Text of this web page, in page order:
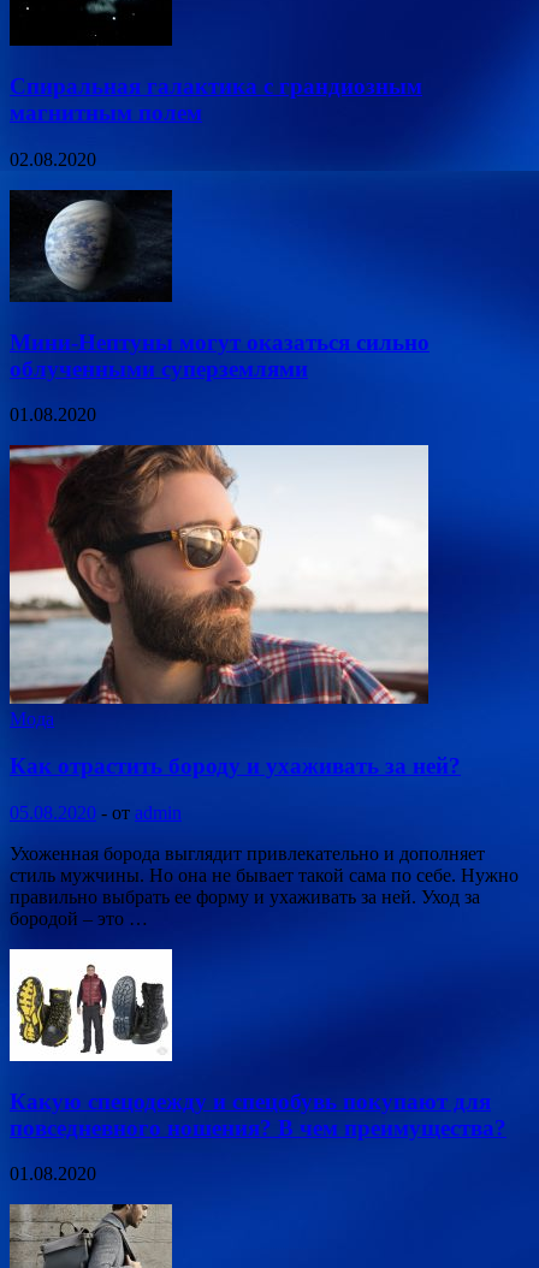
Спиральная галактика с грандиозным
магнитным полем
02.08.2020
Мини-Нептуны могут оказаться сильно
облученными суперземлями
01.08.2020
Мода
Как отрастить бороду и ухаживать за ней?
05.08.2020 - от admin
Ухоженная борода выглядит привлекательно и дополняет
стиль мужчины. Но она не бывает такой сама по себе. Нужно
правильно выбрать ее форму и ухаживать за ней. Уход за
бородой – это …
Какую спецодежду и спецобувь покупают для
повседневного ношения? В чем преимущества?
01.08.2020